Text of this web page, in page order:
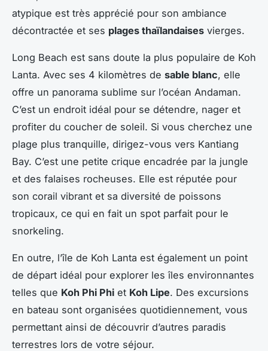
atypique est très apprécié pour son ambiance
décontractée et ses plages thaïlandaises vierges.
Long Beach est sans doute la plus populaire de Koh
Lanta. Avec ses 4 kilomètres de sable blanc, elle
offre un panorama sublime sur l’océan Andaman.
C’est un endroit idéal pour se détendre, nager et
profiter du coucher de soleil. Si vous cherchez une
plage plus tranquille, dirigez-vous vers Kantiang
Bay. C’est une petite crique encadrée par la jungle
et des falaises rocheuses. Elle est réputée pour
son corail vibrant et sa diversité de poissons
tropicaux, ce qui en fait un spot parfait pour le
snorkeling.
En outre, l’île de Koh Lanta est également un point
de départ idéal pour explorer les îles environnantes
telles que Koh Phi Phi et Koh Lipe. Des excursions
en bateau sont organisées quotidiennement, vous
permettant ainsi de découvrir d’autres paradis
terrestres lors de votre séjour.